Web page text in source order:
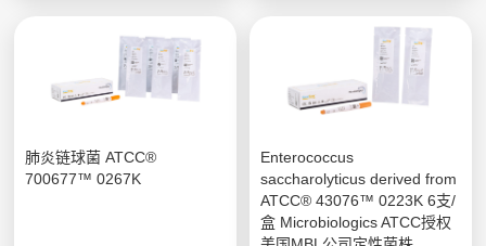
肺炎链球菌 ATCC®
700677™ 0267K
Enterococcus
saccharolyticus derived from
ATCC® 43076™ 0223K 6支/
盒 Microbiologics ATCC授权